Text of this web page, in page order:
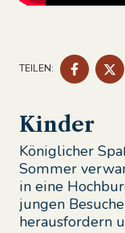
TEILEN:
AUF
TEILEN
Kinder
Königlicher
Sommer
in eine
jungen
herausfordern